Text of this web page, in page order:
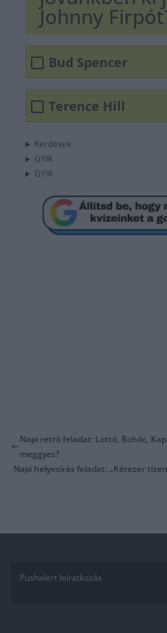
Johnny
Bud Spencer
Terence Hill
Kérdések
GYIK
GYIK
Napi retró feladat: Lottó, Bohóc,
meggyes?
Napi helyesírás feladat: „Kétezer
Pushalert leíratkozás